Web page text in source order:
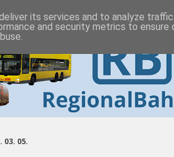
03. 05.
its services and to analyze
and security metrics to